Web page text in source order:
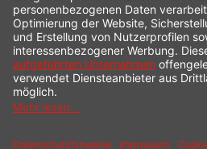
INFORMATION
SHOP SERVICE